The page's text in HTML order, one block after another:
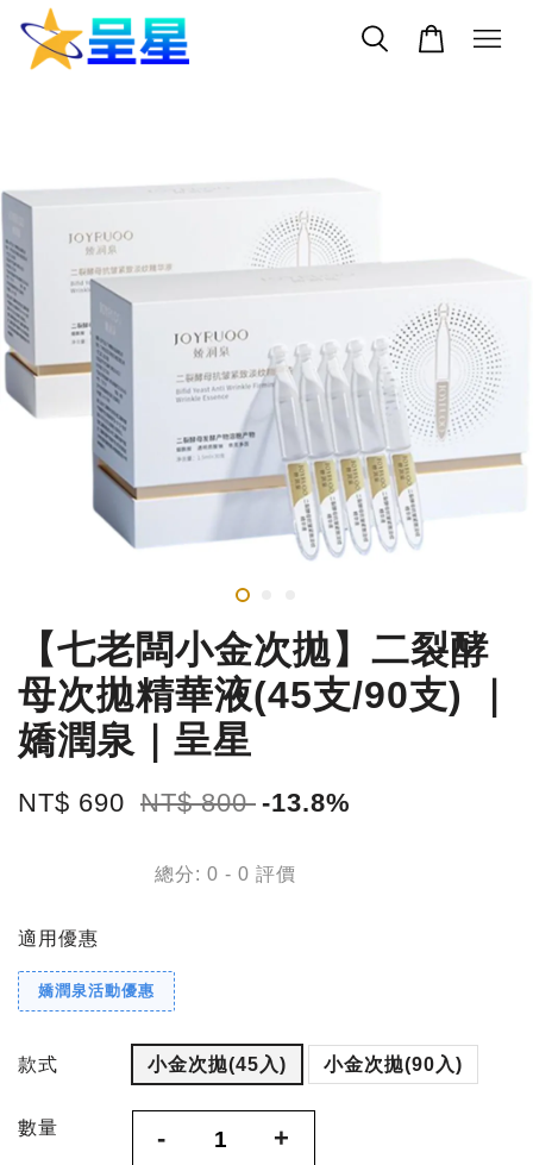
【七老闆小金次拋】二裂酵
母次拋精華液(45支/90支) ｜
嬌潤泉｜呈星
NT$ 690 NT$ 800 -13.8%
總分: 0 - 0 評價
適用優惠
嬌潤泉活動優惠
款式 小金次拋(45入) 小金次拋(90入)
數量 - +